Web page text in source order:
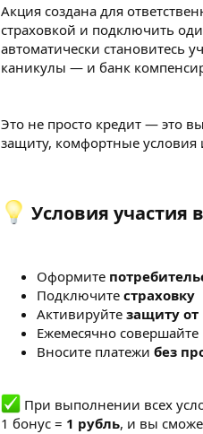
Акция создана для
страховкой и подключить
автоматически становитесь
каникулы — и банк
Это не просто кредит — это
защиту, комфортные условия
Условия участия
Оформите
Подключите страховку
Активируйте защиту от
Ежемесячно совершайте
Вносите платежи без
При выполнении всех
1 бонус = 1 рубль, и вы